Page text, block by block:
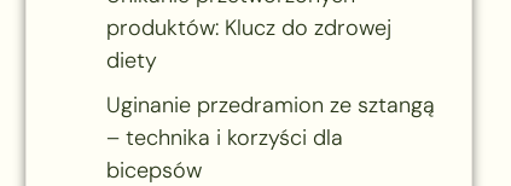
produktów: Klucz do zdrowej
diety
Uginanie przedramion ze sztangą
– technika i korzyści dla
bicepsów